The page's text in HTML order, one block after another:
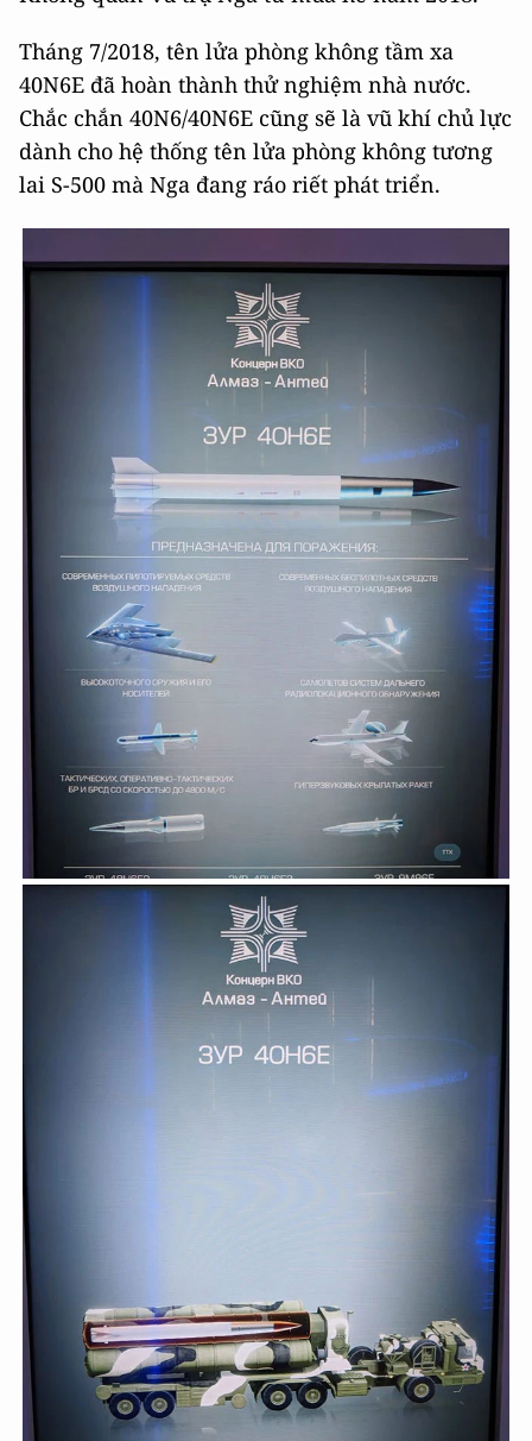
Tháng 7/2018, tên lửa phòng không tầm xa
40N6Е đã hoàn thành thử nghiệm nhà nước.
Chắc chắn 40N6/40N6Е cũng sẽ là vũ khí chủ lực
dành cho hệ thống tên lửa phòng không tương
lai S-500 mà Nga đang ráo riết phát triển.